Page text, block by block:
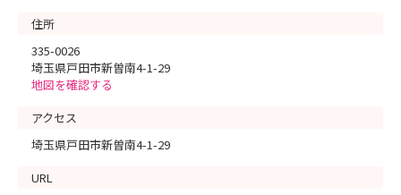
住所
335-0026
埼玉県戸田市新曽南4-1-29
地図を確認する
アクセス
埼玉県戸田市新曽南4-1-29
URL